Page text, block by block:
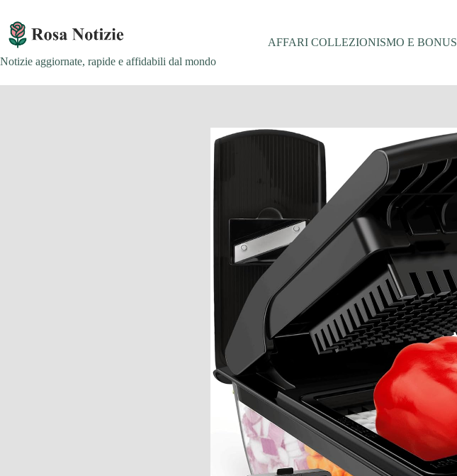
contenuto
Notizie aggiornate, rapide e affidabili dal mondo
AFFARI COLLEZIONISMO E BONUS